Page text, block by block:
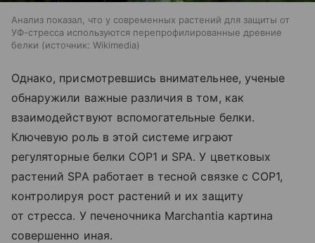
Анализ показал, что у современных растений для защиты от
УФ-стресса используются перепрофилированные древние
белки
источник: Wikimedia
Однако, присмотревшись внимательнее, ученые
обнаружили важные различия в том, как
взаимодействуют вспомогательные белки.
Ключевую роль в этой системе играют
регуляторные белки COP1 и SPA. У цветковых
растений SPA работает в тесной связке с COP1,
контролируя рост растений и их защиту
от стресса. У печеночника Marchantia картина
совершенно иная.